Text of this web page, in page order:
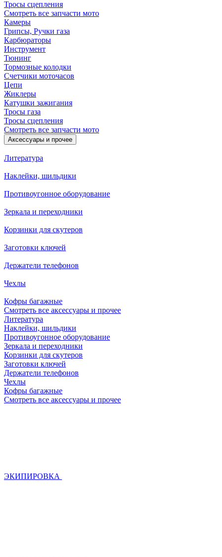
Тросы сцепления
Смотреть все запчасти мото
Камеры
Грипсы, Ручки газа
Карбюраторы
Инструмент
Тюнинг
Тормозные колодки
Счетчики моточасов
Цепи
Жиклеры
Катушки зажигания
Тросы газа
Тросы сцепления
Смотреть все запчасти мото
Аксессуары и прочее
Литература
Наклейки, шильдики
Противоугонное оборудование
Зеркала и переходники
Корзинки для скутеров
Заготовки ключей
Держатели телефонов
Чехлы
Кофры багажные
Смотреть все аксессуары и прочее
Литература
Наклейки, шильдики
Противоугонное оборудование
Зеркала и переходники
Корзинки для скутеров
Заготовки ключей
Держатели телефонов
Чехлы
Кофры багажные
Смотреть все аксессуары и прочее
ЭКИПИРОВКА